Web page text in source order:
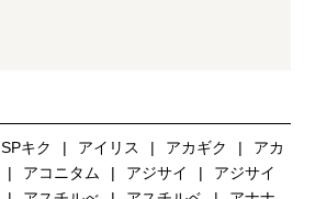
SPキク アイリス アカギク
アカ
アコニタム アジサイ
アジサイ